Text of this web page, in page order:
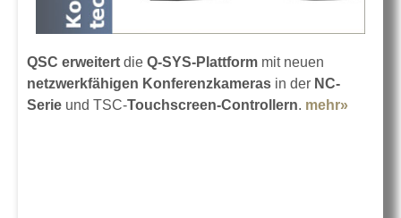
QSC erweitert die Q-SYS-Plattform mit neuen
netzwerkfähigen Konferenzkameras in der NC-
Serie und TSC-Touchscreen-Controllern. mehr»